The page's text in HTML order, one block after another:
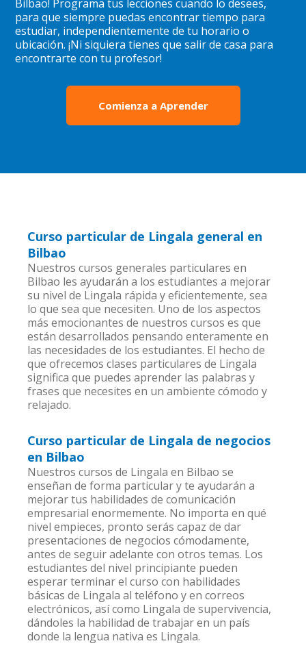
Bilbao! Programa tus lecciones cuando lo desees,
para que siempre puedas encontrar tiempo para
estudiar, independientemente de tu horario o
ubicación. ¡Ni siquiera tienes que salir de casa para
encontrarte con tu profesor!
Comienza a Aprender
Curso particular de Lingala general en
Bilbao
Nuestros cursos generales particulares en
Bilbao les ayudarán a los estudiantes a mejorar
su nivel de Lingala rápida y eficientemente, sea
lo que sea que necesiten. Uno de los aspectos
más emocionantes de nuestros cursos es que
están desarrollados pensando enteramente en
las necesidades de los estudiantes. El hecho de
que ofrecemos clases particulares de Lingala
significa que puedes aprender las palabras y
frases que necesites en un ambiente cómodo y
relajado.
Curso particular de Lingala de negocios
en Bilbao
Nuestros cursos de Lingala en Bilbao se
enseñan de forma particular y te ayudarán a
mejorar tus habilidades de comunicación
empresarial enormemente. No importa en qué
nivel empieces, pronto serás capaz de dar
presentaciones de negocios cómodamente,
antes de seguir adelante con otros temas. Los
estudiantes del nivel principiante pueden
esperar terminar el curso con habilidades
básicas de Lingala al teléfono y en correos
electrónicos, así como Lingala de supervivencia,
dándoles la habilidad de trabajar en un país
donde la lengua nativa es Lingala.